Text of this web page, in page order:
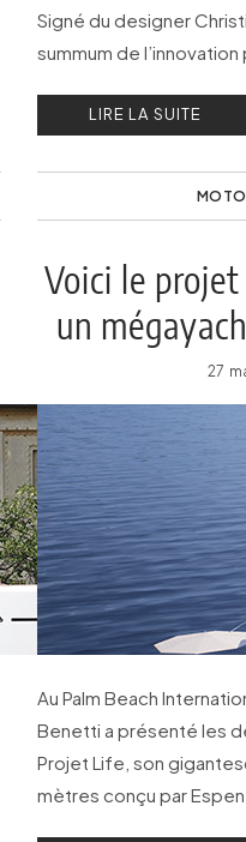
Signé du designer
summum de l’innovation
LIRE LA SUITE
Voici le
un
27
Au Palm Beach
Benetti a présenté les
Projet Life, son
mètres conçu par